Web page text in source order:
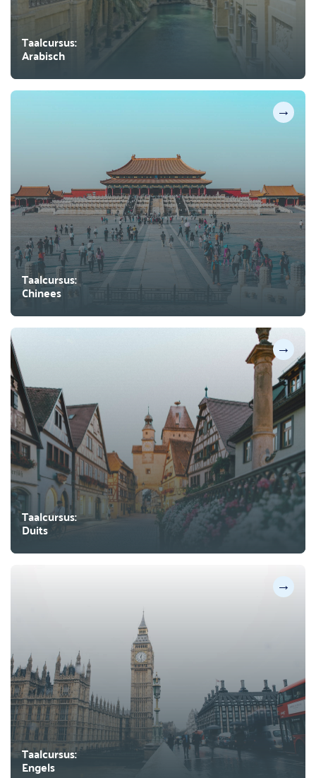
Taalcursus:
Arabisch
Taalcursus:
Chinees
→
Taalcursus:
Duits
→
Taalcursus:
Engels
→